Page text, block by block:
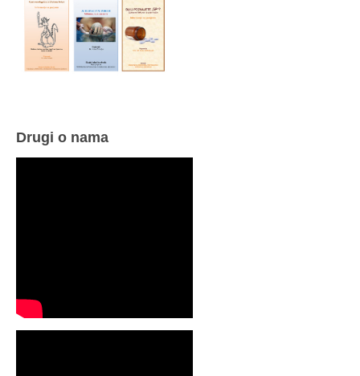
Drugi o nama